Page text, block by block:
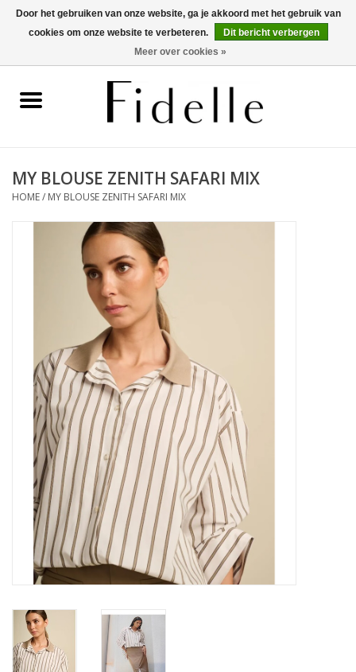
0 Artikelen - €0,00
MY BLOUSE ZENITH SAFARI MIX
HOME/ MY BLOUSE ZENITH SAFARI MIX
Door het gebruiken van onze website, ga je akkoord met het gebruik van
cookies om onze website te verbeteren.
Dit bericht verbergen
Meer over cookies »